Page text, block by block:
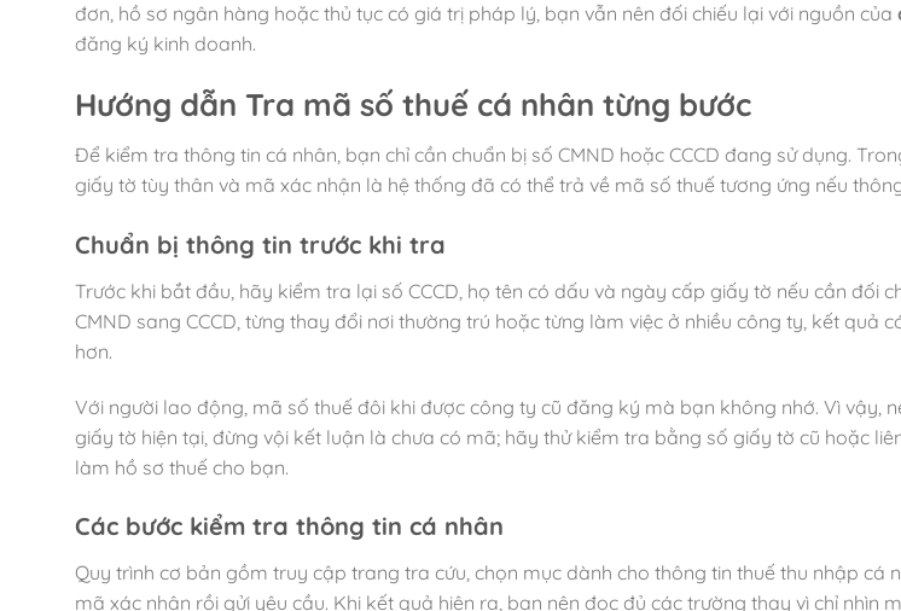
đơn, hồ sơ ngân hàng hoặc thủ tục có giá trị pháp lý, bạn vẫn nên đối chiếu lại với nguồn của
đăng ký kinh doanh.
Hướng dẫn Tra mã số thuế cá nhân từng bước
Để kiểm tra thông tin cá nhân, bạn chỉ cần chuẩn bị số CMND hoặc CCCD đang sử dụng.
giấy tờ tùy thân và mã xác nhận là hệ thống đã có thể trả về mã số thuế tương ứng nếu
Chuẩn bị thông tin trước khi tra
Trước khi bắt đầu, hãy kiểm tra lại số CCCD, họ tên có dấu và ngày cấp giấy tờ nếu cần đối
CMND sang CCCD, từng thay đổi nơi thường trú hoặc từng làm việc ở nhiều công ty, kết quả
hơn.
Với người lao động, mã số thuế đôi khi được công ty cũ đăng ký mà bạn không nhớ. Vì vậy,
giấy tờ hiện tại, đừng vội kết luận là chưa có mã; hãy thử kiểm tra bằng số giấy tờ cũ hoặc
làm hồ sơ thuế cho bạn.
Các bước kiểm tra thông tin cá nhân
Quy trình cơ bản gồm truy cập trang tra cứu, chọn mục dành cho thông tin thuế thu nhập cá
mã xác nhận rồi gửi yêu cầu. Khi kết quả hiện ra, bạn nên đọc đủ các trường thay vì chỉ nhìn